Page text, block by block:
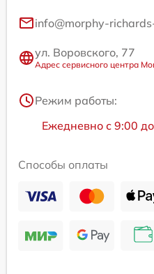
info@morphy-
ул. Воровского, 77
Адрес сервисного центра
Режим работы:
Ежедневно с 9:00
Способы оплаты